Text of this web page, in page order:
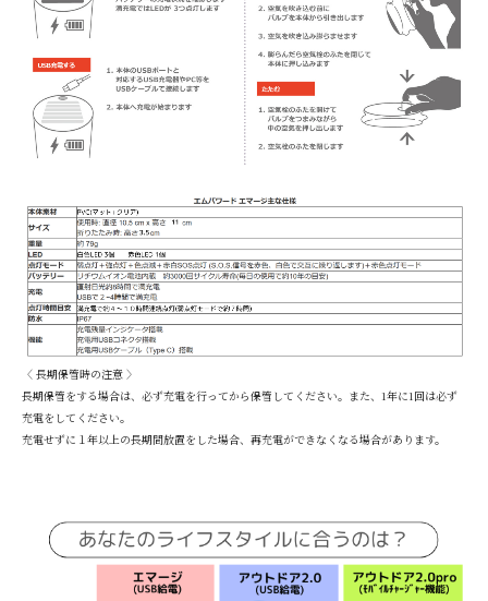
〈 長期保管時の注意 〉
長期保管をする場合は、必ず充電を行ってから保管してください。また、1年に1回は必ず
充電をしてください。
充電せずに１年以上の長期間放置をした場合、再充電ができなくなる場合があります。